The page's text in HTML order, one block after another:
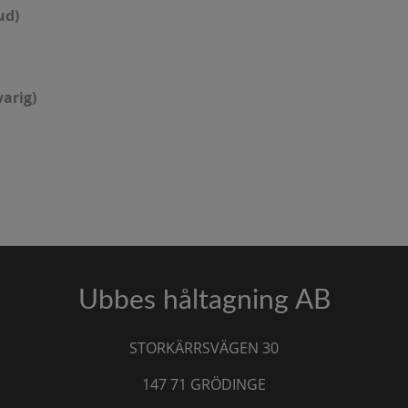
Ubbes håltagning AB
STORKÄRRSVÄGEN 30
147 71 GRÖDINGE